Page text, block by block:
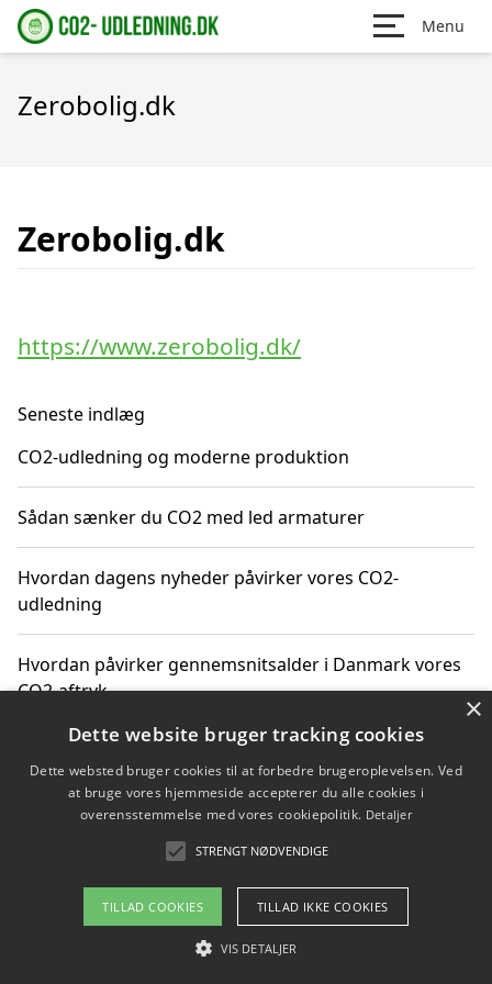
Menu
Zerobolig.dk
Zerobolig.dk
https://www.zerobolig.dk/
Seneste indlæg
CO2-udledning og moderne produktion
Sådan sænker du CO2 med led armaturer
Hvordan dagens nyheder påvirker vores CO2-
udledning
Hvordan påvirker gennemsnitsalder i Danmark vores
CO2-aftryk
Hvordan nyheder om CO2-udledning påvirker vores
hverdag
Om / kontakt
Blog Betingelser
×
Dette website bruger tracking cookies
Dette websted bruger cookies til at forbedre brugeroplevelsen. Ved
at bruge vores hjemmeside accepterer du alle cookies i
overensstemmelse med vores cookiepolitik. Detaljer
STRENGT NØDVENDIGE
TILLAD COOKIES TILLAD IKKE COOKIES
VIS DETALJER